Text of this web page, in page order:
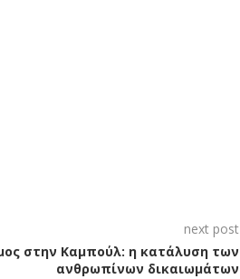
next post
στην Καμπούλ: η κατάλυση των
ανθρωπίνων δικαιωμάτων